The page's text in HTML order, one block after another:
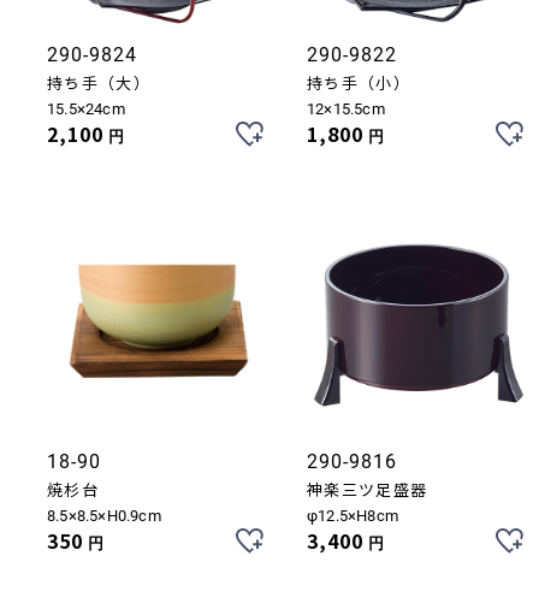
290-9824
持ち手（大）
15.5×24cm
2,100 円
290-9822
持ち手（小）
12×15.5cm
1,800 円
18-90
焼杉台
8.5×8.5×H0.9cm
350 円
290-9816
神楽三ツ足盛器
φ12.5×H8cm
3,400 円
カートへ進む